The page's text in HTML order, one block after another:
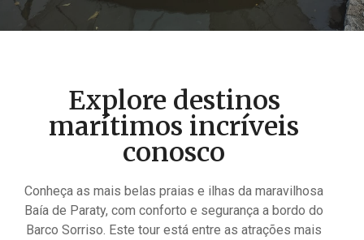
Explore destinos
marítimos incríveis
conosco
Conheça as mais belas praias e ilhas da maravilhosa
Baía de Paraty, com conforto e segurança a bordo do
Barco Sorriso. Este tour está entre as atrações mais